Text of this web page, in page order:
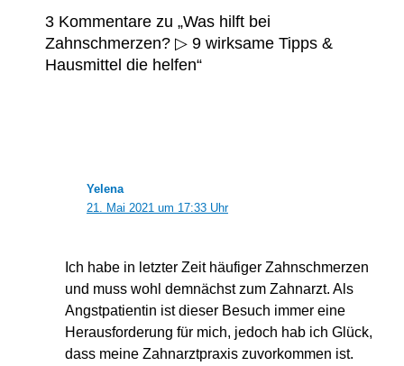
3 Kommentare zu „Was hilft bei
Zahnschmerzen? ▷ 9 wirksame Tipps &
Hausmittel die helfen“
Yelena
21. Mai 2021 um 17:33 Uhr
Ich habe in letzter Zeit häufiger Zahnschmerzen
und muss wohl demnächst zum Zahnarzt. Als
Angstpatientin ist dieser Besuch immer eine
Herausforderung für mich, jedoch hab ich Glück,
dass meine Zahnarztpraxis zuvorkommen ist.